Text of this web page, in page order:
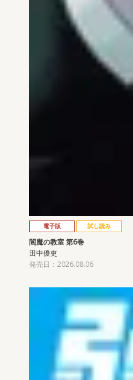
電子版 試し読み
閻魔の教室 第6巻
田中優吏
発売日：2026.08.06